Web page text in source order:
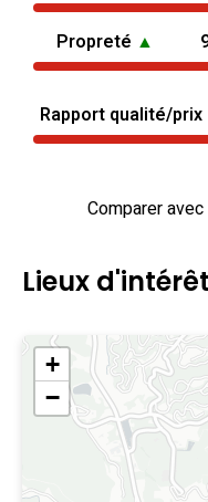
Propreté ▲
Rapport qualité/prix
Comparer
Lieux
+
−